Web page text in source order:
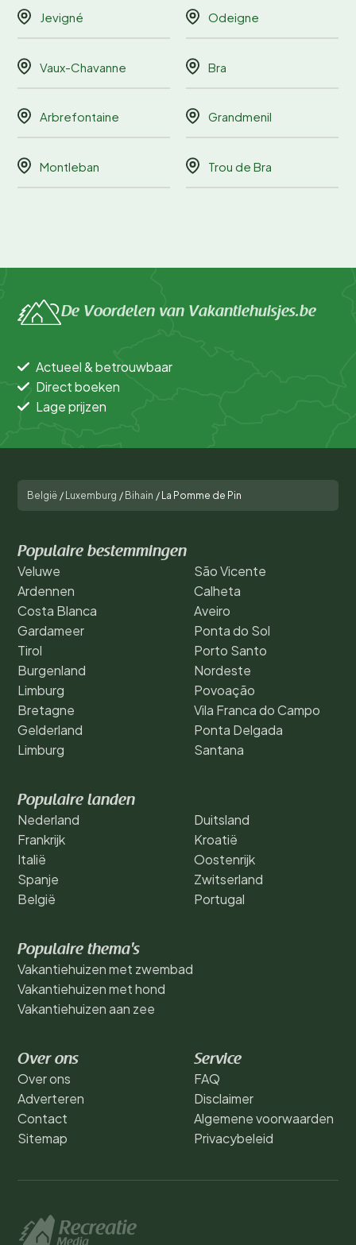
Jevigné Odeigne
Vaux-Chavanne Bra
Arbrefontaine Grandmenil
Montleban Trou de Bra
De Voordelen van Vakantiehuisjes.be
Actueel & betrouwbaar
Direct boeken
Lage prijzen
België / Luxemburg / Bihain / La Pomme de Pin
Populaire bestemmingen
Veluwe
Ardennen
Costa Blanca
Gardameer
Tirol
Burgenland
Limburg
Bretagne
Gelderland
Limburg
São Vicente
Calheta
Aveiro
Ponta do Sol
Porto Santo
Nordeste
Povoação
Vila Franca do Campo
Ponta Delgada
Santana
Populaire landen
Nederland
Frankrijk
Italië
Spanje
België
Duitsland
Kroatië
Oostenrijk
Zwitserland
Portugal
Populaire thema's
Vakantiehuizen met zwembad
Vakantiehuizen met hond
Vakantiehuizen aan zee
Over ons
Over ons
Adverteren
Contact
Sitemap
Service
FAQ
Disclaimer
Algemene voorwaarden
Privacybeleid